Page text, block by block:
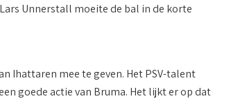
Unnerstall moeite de bal in de korte
Ihattaren mee te geven. Het PSV-talent
goede actie van Bruma. Het lijkt er op dat